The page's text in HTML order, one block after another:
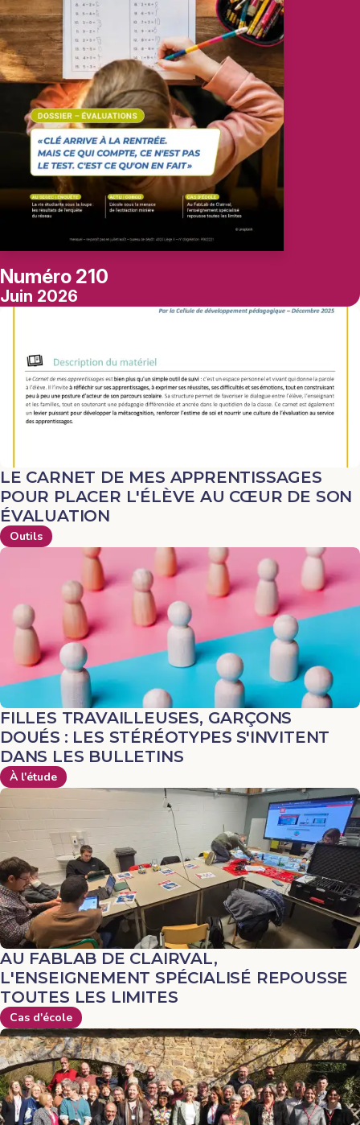
Numéro 210
Juin 2026
LE CARNET DE MES APPRENTISSAGES
POUR PLACER L'ÉLÈVE AU CŒUR DE SON
ÉVALUATION
Outils
FILLES TRAVAILLEUSES, GARÇONS
DOUÉS : LES STÉRÉOTYPES S'INVITENT
DANS LES BULLETINS
À l'étude
AU FABLAB DE CLAIRVAL,
L'ENSEIGNEMENT SPÉCIALISÉ REPOUSSE
TOUTES LES LIMITES
Cas d'école